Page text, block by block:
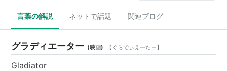
言葉の解説 ネットで話題 関連ブログ
グラディエーター (映画) 【 ぐらでぃえーたー】
Gladiator